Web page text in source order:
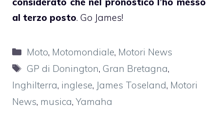
al terzo posto. Go James!
Categorie
Moto, Motomondiale, Motori News
Tag
GP di Donington, Gran Bretagna,
Inghilterra, inglese, James Toseland, Motori
News, musica, Yamaha